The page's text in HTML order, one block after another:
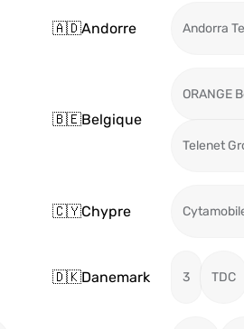
🇦🇩Andorre Andorra
🇧🇪Belgique
ORANGE
Telenet
🇨🇾Chypre
🇩🇰Danemark 3 TDC